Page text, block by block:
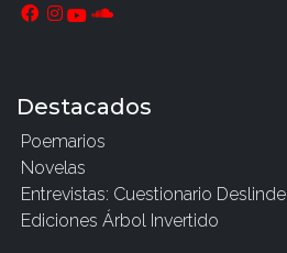
Destacados
Poemarios
Novelas
Entrevistas: Cuestionario Deslinde
Ediciones Árbol Invertido